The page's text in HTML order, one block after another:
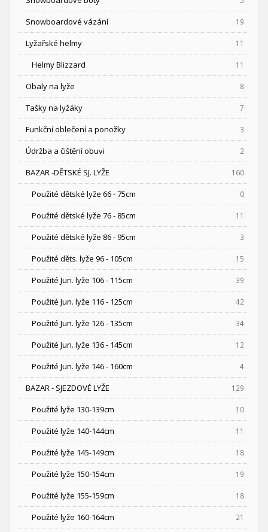
Snowboardové vázání 19
Lyžařské helmy 11
Helmy Blizzard 11
Obaly na lyže 8
Tašky na lyžáky 7
Funkční oblečení a ponožky 3
Údržba a čištění obuvi 2
BAZAR -DĚTSKÉ SJ. LYŽE 160
Použité dětské lyže 66 - 75cm 0
Použité dětské lyže 76 - 85cm 11
Použité dětské lyže 86 - 95cm 3
Použité děts. lyže 96 - 105cm 15
Použité Jun. lyže 106 - 115cm 39
Použité Jun. lyže 116 - 125cm 42
Použité Jun. lyže 126 - 135cm 34
Použité Jun. lyže 136 - 145cm 12
Použité Jun. lyže 146 - 160cm 4
BAZAR - SJEZDOVÉ LYŽE 129
Použité lyže 130-139cm 10
Použité lyže 140-144cm 11
Použité lyže 145-149cm 18
Použité lyže 150-154cm 19
Použité lyže 155-159cm 18
Použité lyže 160-164cm 21